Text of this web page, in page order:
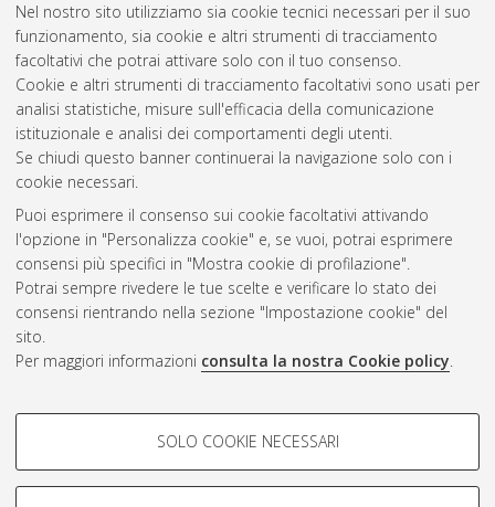
Nel nostro sito utilizziamo sia cookie tecnici necessari per il suo
funzionamento, sia cookie e altri strumenti di tracciamento
facoltativi che potrai attivare solo con il tuo consenso.
Cookie e altri strumenti di tracciamento facoltativi sono usati per
analisi statistiche, misure sull'efficacia della comunicazione
istituzionale e analisi dei comportamenti degli utenti.
Se chiudi questo banner continuerai la navigazione solo con i
cookie necessari.
Puoi esprimere il consenso sui cookie facoltativi attivando
l'opzione in "Personalizza cookie" e, se vuoi, potrai esprimere
consensi più specifici in "Mostra cookie di profilazione".
Potrai sempre rivedere le tue scelte e verificare lo stato dei
consensi rientrando nella sezione "Impostazione cookie" del
sito.
Per maggiori informazioni consulta la nostra Cookie policy.
COOKIE DI PROFILAZIONE -
Si tratta di cookie utilizzati per analizzare le caratteristiche della
SOLO COOKIE NECESSARI
Gestione del documento:
Atom
Rss 1.0
Rss 2.0
ISSN: 2038-7946
Impostazioni Cookie
Informativa sulla privacy
Condizioni d’uso del sito